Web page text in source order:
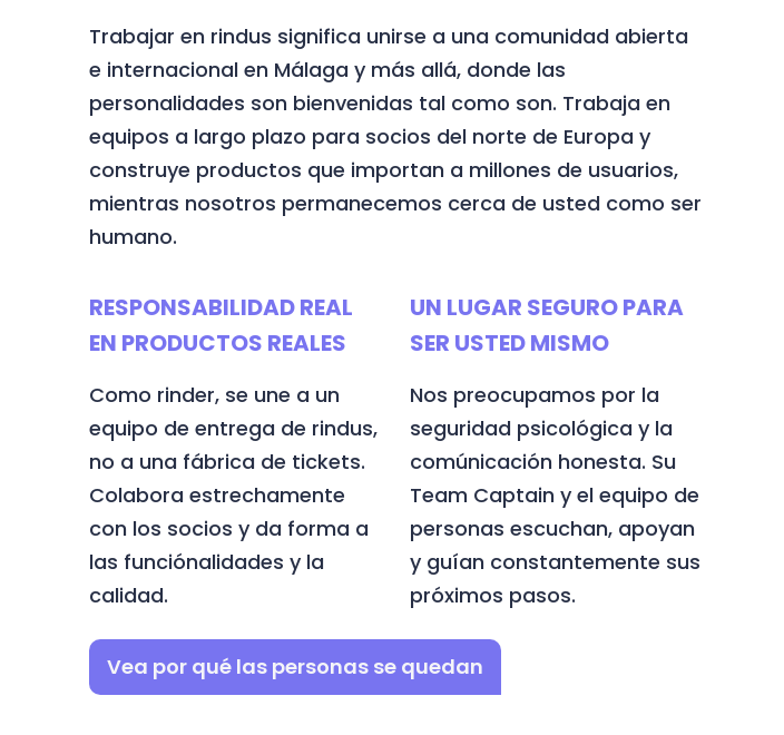
Trabajar en rindus significa unirse a una comunidad abierta
e internacional en Málaga y más allá, donde las
personalidades son bienvenidas tal como son. Trabaja en
equipos a largo plazo para socios del norte de Europa y
construye productos que importan a millones de usuarios,
mientras nosotros permanecemos cerca de usted como ser
humano.
RESPONSABILIDAD REAL
EN PRODUCTOS REALES
Como rinder, se une a un
equipo de entrega de rindus,
no a una fábrica de tickets.
Colabora estrechamente
con los socios y da forma a
las funciónalidades y la
calidad.
UN LUGAR SEGURO PARA
SER USTED MISMO
Nos preocupamos por la
seguridad psicológica y la
comúnicación honesta. Su
Team Captain y el equipo de
personas escuchan, apoyan
y guían constantemente sus
próximos pasos.
Vea por qué las personas se quedan